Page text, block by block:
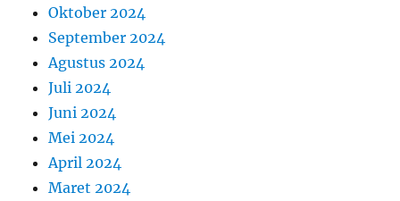
Oktober 2024
September 2024
Agustus 2024
Juli 2024
Juni 2024
Mei 2024
April 2024
Maret 2024